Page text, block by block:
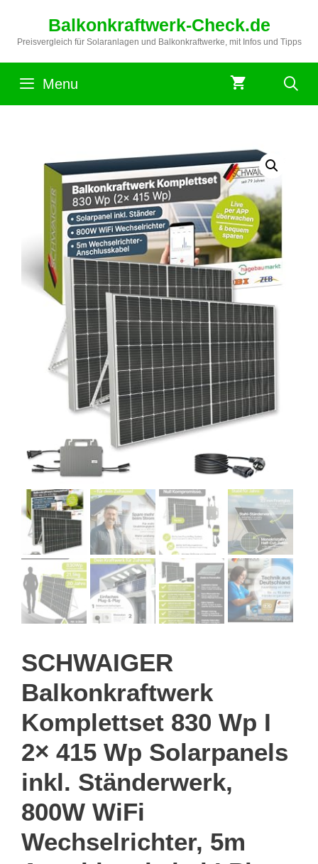
springen
Balkonkraftwerk-Check.de
Preisvergleich für Solaranlagen und Balkonkraftwerke, mit Infos und Tipps
Menu
SCHWAIGER
Balkonkraftwerk
Komplettset 830 Wp I
2× 415 Wp Solarpanels
inkl. Ständerwerk,
800W WiFi
Wechselrichter, 5m